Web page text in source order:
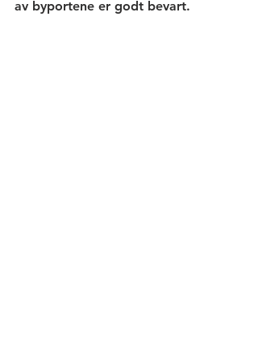
av byportene er godt bevart.